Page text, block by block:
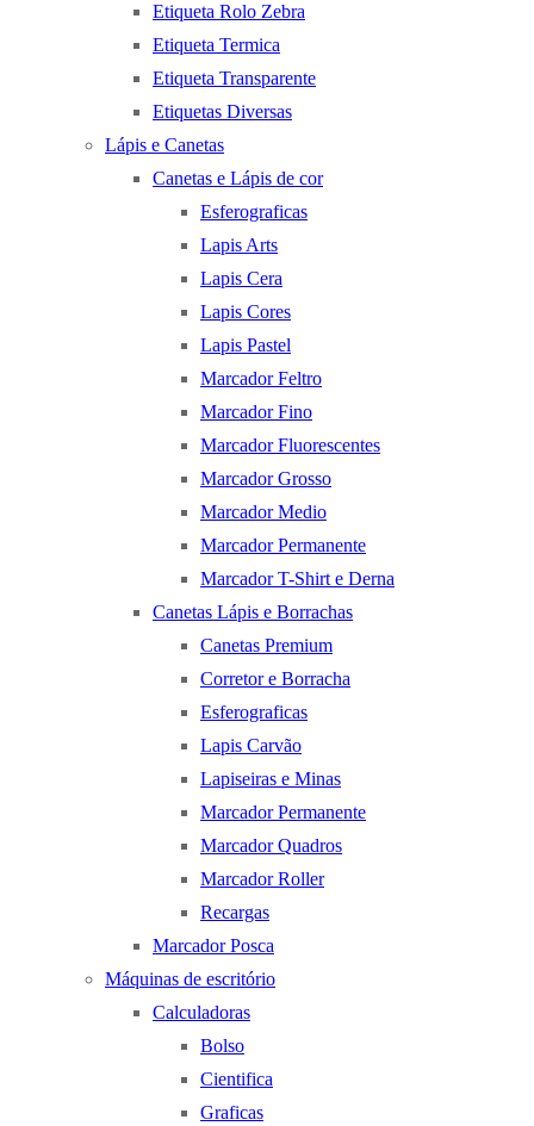
Etiqueta Rolo Zebra
Etiqueta Termica
Etiqueta Transparente
Etiquetas Diversas
Lápis e Canetas
Canetas e Lápis de cor
Esferograficas
Lapis Arts
Lapis Cera
Lapis Cores
Lapis Pastel
Marcador Feltro
Marcador Fino
Marcador Fluorescentes
Marcador Grosso
Marcador Medio
Marcador Permanente
Marcador T-Shirt e Derna
Canetas Lápis e Borrachas
Canetas Premium
Corretor e Borracha
Esferograficas
Lapis Carvão
Lapiseiras e Minas
Marcador Permanente
Marcador Quadros
Marcador Roller
Recargas
Marcador Posca
Máquinas de escritório
Calculadoras
Bolso
Cientifica
Graficas